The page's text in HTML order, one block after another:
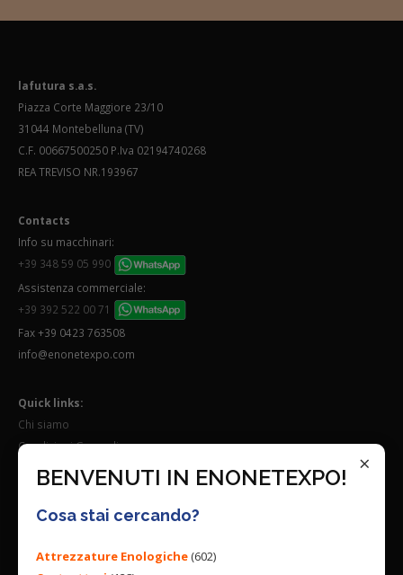
×
BENVENUTI IN ENONETEXPO!
Cosa stai cercando?
Attrezzature Enologiche(602)
lafutura s.a.s.
Piazza Corte Maggiore 23/10
31044 Montebelluna (TV)
C.F. 00667500250 P.Iva 02194740268
REA TREVISO NR.193967
Contacts
Info su macchinari:
+39 348 59 05 990
Assistenza commerciale:
+39 392 522 00 71
Fax +39 0423 763508
info@enonetexpo.com
Quick links:
Chi siamo
Condizioni Generali
Lavora con noi
Seguici su: